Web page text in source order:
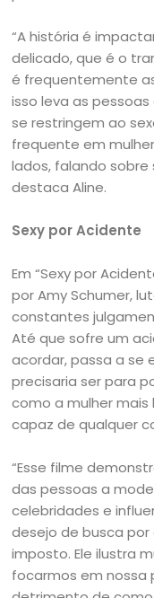
“A história é
delicado, que é o
é frequentemente
isso leva as
se restringem ao
frequente em
lados, falando
destaca Aline.
Sexy por Acidente
Em “Sexy por
por Amy Schumer,
constantes
Até que sofre um
acordar, passa a se
precisaria ser para
como a mulher
capaz de qualquer
“Esse filme
das pessoas a
celebridades e
desejo de busca
imposto. Ele ilustra
focarmos em nossa